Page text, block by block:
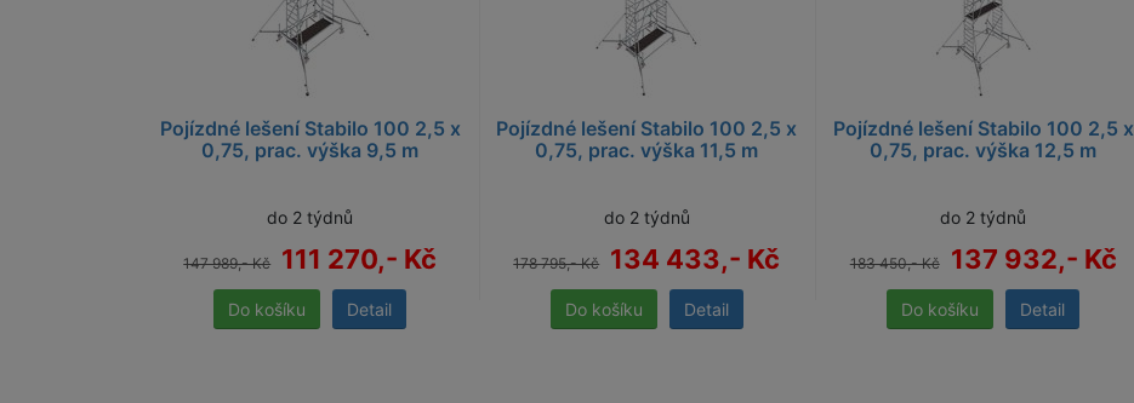
Pojízdné lešení Stabilo 100 2,5 x
0,75, prac. výška 9,5 m
do 2 týdnů
147 989,- Kč 111 270,- Kč
Detail
Pojízdné lešení Stabilo 100 2,5 x
0,75, prac. výška 11,5 m
do 2 týdnů
178 795,- Kč 134 433,- Kč
Detail
Pojízdné lešení Stabilo 100 2,5 x
0,75, prac. výška 12,5 m
do 2 týdnů
183 450,- Kč 137 932,- Kč
Detail